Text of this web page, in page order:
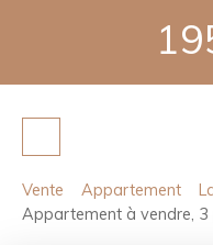
Vente Appartement
Appartement à vendre,